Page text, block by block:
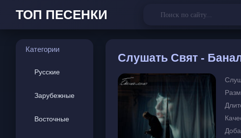
ТОП ПЕСЕНКИ
Категории
Русские
Зарубежные
Восточные
Слушать Свят -